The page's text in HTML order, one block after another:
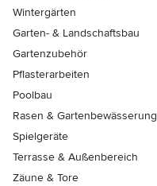
Wintergärten
Garten- & Landschaftsbau
Gartenzubehör
Pflasterarbeiten
Poolbau
Rasen & Gartenbewässerung
Spielgeräte
Terrasse & Außenbereich
Zäune & Tore